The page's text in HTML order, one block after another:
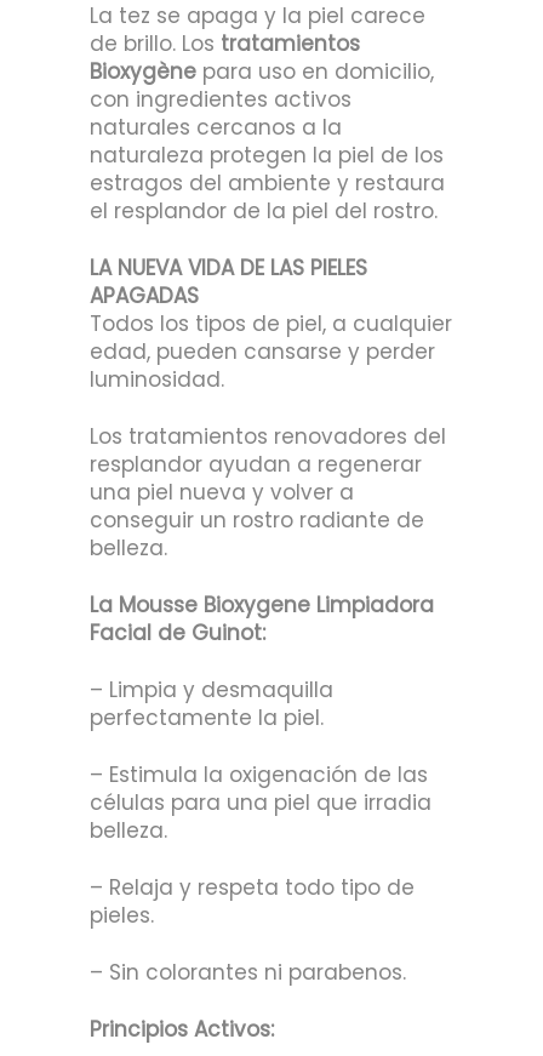
La tez se apaga y la piel carece
de brillo. Los tratamientos
Bioxygène para uso en domicilio,
con ingredientes activos
naturales cercanos a la
naturaleza protegen la piel de los
estragos del ambiente y restaura
el resplandor de la piel del rostro.
LA NUEVA VIDA DE LAS PIELES
APAGADAS
Todos los tipos de piel, a cualquier
edad, pueden cansarse y perder
luminosidad.
Los tratamientos renovadores del
resplandor ayudan a regenerar
una piel nueva y volver a
conseguir un rostro radiante de
belleza.
La Mousse Bioxygene Limpiadora
Facial de Guinot:
– Limpia y desmaquilla
perfectamente la piel.
– Estimula la oxigenación de las
células para una piel que irradia
belleza.
– Relaja y respeta todo tipo de
pieles.
– Sin colorantes ni parabenos.
Principios Activos: